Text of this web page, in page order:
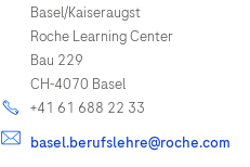
Basel/Kaiseraugst
Roche Learning Center
Bau 229
CH-4070 Basel
+41 61 688 22 33
basel.berufslehre@roche.com